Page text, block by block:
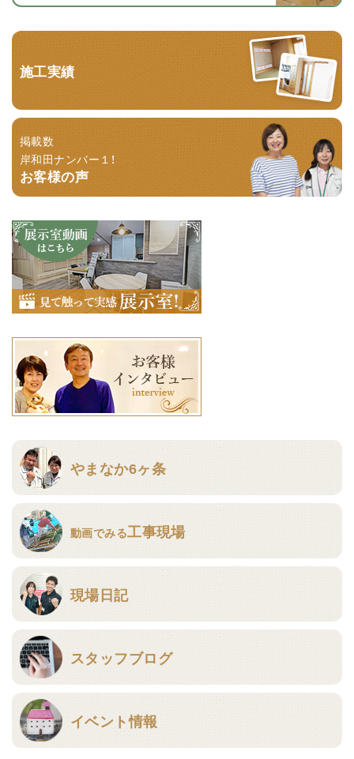
施工実績
掲載数
岸和田ナンバー１！
お客様の声
やまなか6ヶ条
動画でみる工事現場
現場日記
スタッフブログ
イベント情報